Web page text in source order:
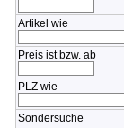
Artikel wie
Preis ist bzw. ab
PLZ wie
Sondersuche